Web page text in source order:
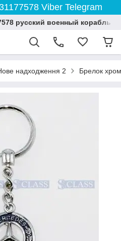
Viber Telegram
русский военный корабль
надходження 2 Брелок